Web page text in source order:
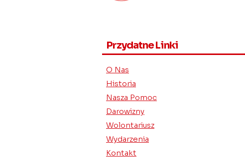
Przydatne Linki
O Nas
Historia
Nasza Pomoc
Darowizny
Wolontariusz
Wydarzenia
Kontakt